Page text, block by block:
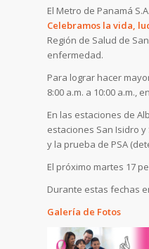
El Metro de Panamá
Celebramos la vida,
Región de Salud de
enfermedad.
Para lograr hacer
8:00 a.m. a 10:00 a.m.,
En las estaciones de
estaciones San Isidro
y la prueba de PSA
El próximo martes 17
Durante estas fechas
Galería de Fotos